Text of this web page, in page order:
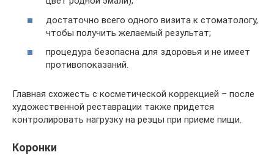
достаточно всего одного визита к стоматологу,
чтобы получить желаемый результат;
процедура безопасна для здоровья и не имеет
противопоказаний.
Главная схожесть с косметической коррекцией – после
художественной реставрации также придется
контролировать нагрузку на резцы при приеме пищи.
Коронки